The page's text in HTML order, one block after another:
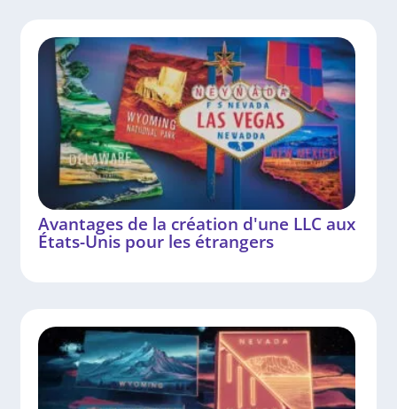
Avantages de la création d'une LLC aux
États-Unis pour les étrangers